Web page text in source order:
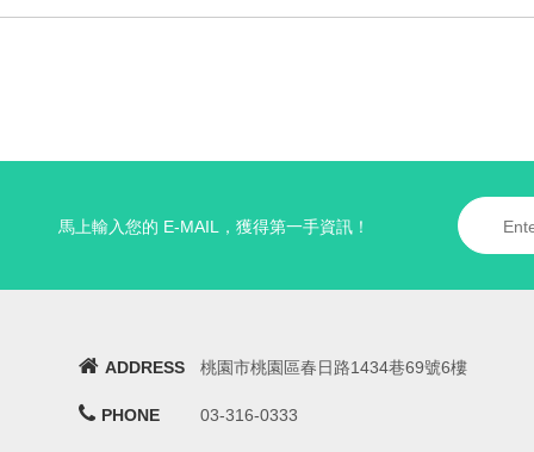
馬上輸入您的 E-MAIL，獲得第一手資訊！
ADDRESS 桃園市桃園區春日路1434巷69號6樓
PHONE 03-316-0333